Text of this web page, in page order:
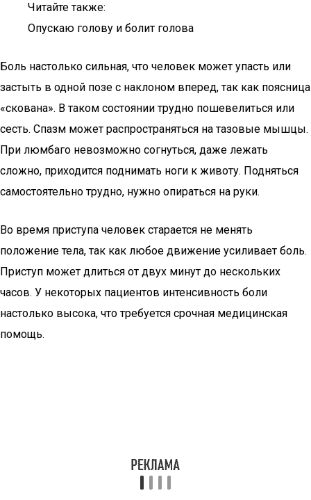
Читайте также:
Опускаю голову и болит голова
Боль настолько сильная, что человек может упасть или
застыть в одной позе с наклоном вперед, так как поясница
«скована». В таком состоянии трудно пошевелиться или
сесть. Спазм может распространяться на тазовые мышцы.
При люмбаго невозможно согнуться, даже лежать
сложно, приходится поднимать ноги к животу. Подняться
самостоятельно трудно, нужно опираться на руки.
Во время приступа человек старается не менять
положение тела, так как любое движение усиливает боль.
Приступ может длиться от двух минут до нескольких
часов. У некоторых пациентов интенсивность боли
настолько высока, что требуется срочная медицинская
помощь.